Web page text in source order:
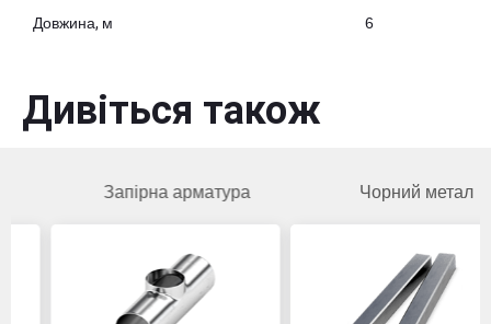
Довжина, м 6
Дивіться також
Запірна арматура Чорний метал